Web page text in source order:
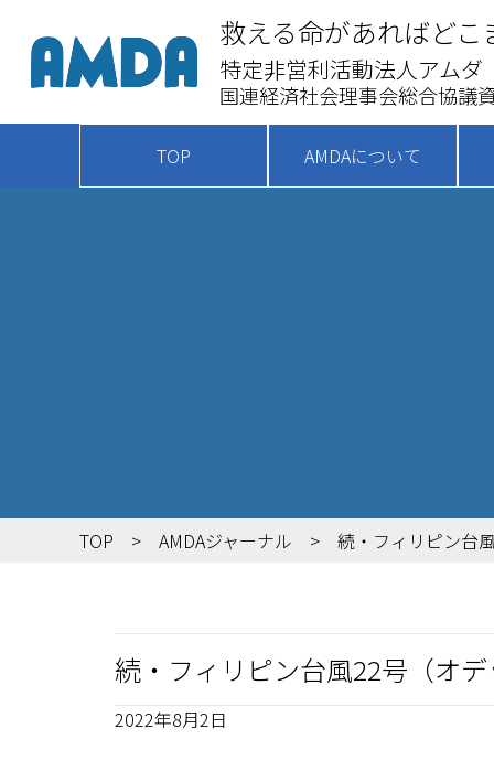
救える命があればどこ
特定非営利活動法人アムダ
国連経済社会理事会総合協議
TOP AMDAについて
TOP AMDAジャーナル 続・フィリピン台
続・フィリピン台風22号（オ
2022年8月2日